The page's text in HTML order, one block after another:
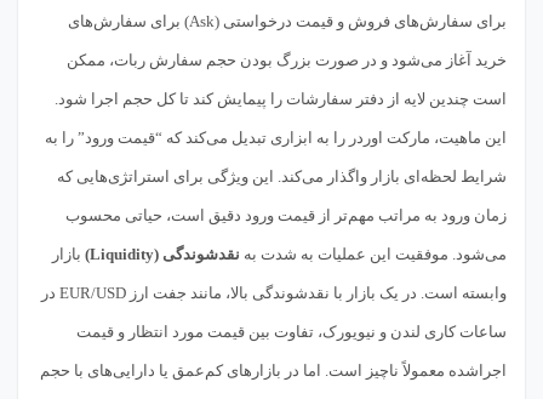
برای سفارش‌های فروش و قیمت درخواستی (Ask) برای سفارش‌های
خرید آغاز می‌شود و در صورت بزرگ بودن حجم سفارش ربات، ممکن
است چندین لایه از دفتر سفارشات را پیمایش کند تا کل حجم اجرا شود.
این ماهیت، مارکت اوردر را به ابزاری تبدیل می‌کند که “قیمت ورود” را به
شرایط لحظه‌ای بازار واگذار می‌کند. این ویژگی برای استراتژی‌هایی که
زمان ورود به مراتب مهم‌تر از قیمت ورود دقیق است، حیاتی محسوب
می‌شود. موفقیت این عملیات به شدت به نقدشوندگی (Liquidity) بازار
وابسته است. در یک بازار با نقدشوندگی بالا، مانند جفت ارز EUR/USD در
ساعات کاری لندن و نیویورک، تفاوت بین قیمت مورد انتظار و قیمت
اجراشده معمولاً ناچیز است. اما در بازارهای کم‌عمق یا دارایی‌های با حجم